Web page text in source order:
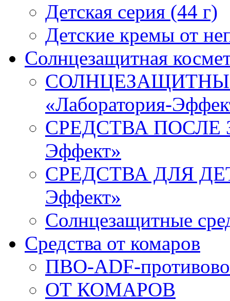
Детская серия (44 г)
Детские кремы от
Солнцезащитная
«Лаборатория-
СРЕДСТВА ПОСЛЕ
Эффект»
СРЕДСТВА ДЛЯ
Эффект»
Солнцезащитные
Средства от комаров
ПВО-ADF-
ОТ КОМАРОВ